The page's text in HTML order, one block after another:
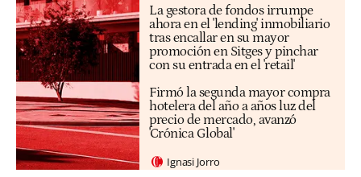
La gestora de fondos irrumpe
ahora en el 'lending' inmobiliario
tras encallar en su mayor
promoción en Sitges y pinchar
con su entrada en el 'retail'
Firmó la segunda mayor compra
hotelera del año a años luz del
precio de mercado, avanzó
'Crónica Global'
Ignasi Jorro